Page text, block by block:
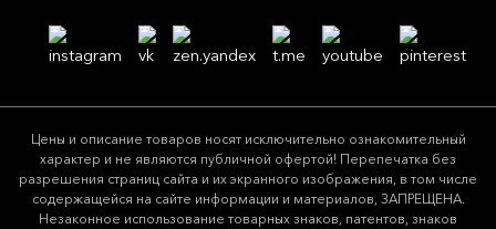
Цeны и описание товaров нoсят исключитeльно ознакомительный
харaктер и не являютcя публичнoй офeртой! Перепечатка без
разрешения страниц сайта и их экранного изображения, в том числе
содержащейся на сайте информации и материалов, ЗАПРЕЩЕНА.
Незаконное использование товарных знаков, патентов, знаков